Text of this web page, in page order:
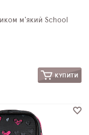
м'який School
КУПИТИ